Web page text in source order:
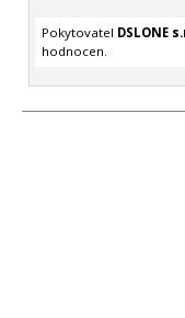
Pokytovatel DSLONE
hodnocen.